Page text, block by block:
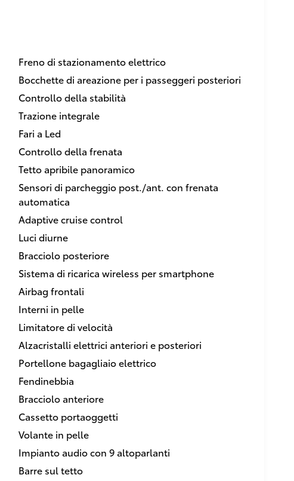
Freno di stazionamento elettrico
Bocchette di areazione per i passeggeri posteriori
Controllo della stabilità
Trazione integrale
Fari a Led
Controllo della frenata
Tetto apribile panoramico
Sensori di parcheggio post./ant. con frenata
automatica
Adaptive cruise control
Luci diurne
Bracciolo posteriore
Sistema di ricarica wireless per smartphone
Airbag frontali
Interni in pelle
Limitatore di velocità
Alzacristalli elettrici anteriori e posteriori
Portellone bagagliaio elettrico
Fendinebbia
Bracciolo anteriore
Cassetto portaoggetti
Volante in pelle
Impianto audio con 9 altoparlanti
Barre sul tetto